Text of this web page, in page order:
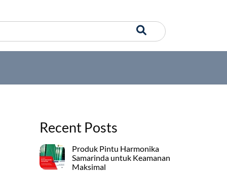
Recent Posts
Produk Pintu Harmonika
Samarinda untuk Keamanan
Maksimal